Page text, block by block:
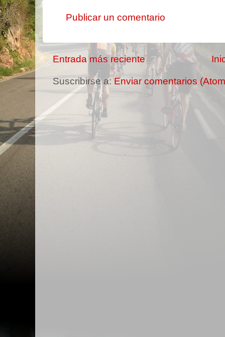
Publicar un comentario
Entrada más reciente
Suscribirse a:Enviar comentarios